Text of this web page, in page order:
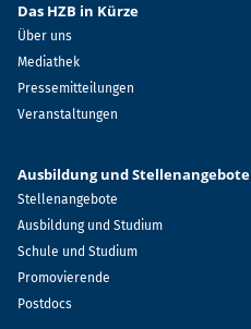
Das HZB in Kürze
Über uns
Mediathek
Pressemitteilungen
Veranstaltungen
Ausbildung und Stellenangebote
Stellenangebote
Ausbildung und Studium
Schule und Studium
Promovierende
Postdocs